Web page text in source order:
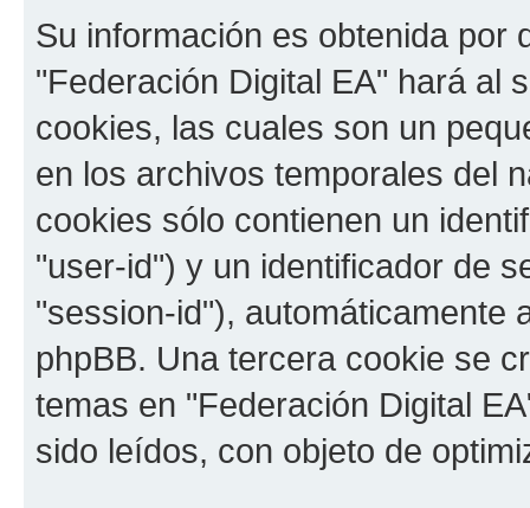
Su información es obtenida por
"Federación Digital EA" hará al
cookies, las cuales son un
en los archivos temporales del
cookies sólo contienen un
"user-id") y un identificador de
"session-id"), automáticamente
phpBB. Una tercera cookie se
temas en "Federación Digital
sido leídos, con objeto de